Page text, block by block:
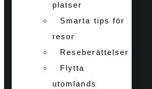
platser
Smarta tips för
resor
Reseberättelser
Flytta
utomlands